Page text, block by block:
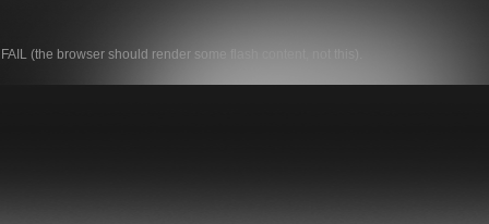
FAIL (the browser should render some flash content, not this).